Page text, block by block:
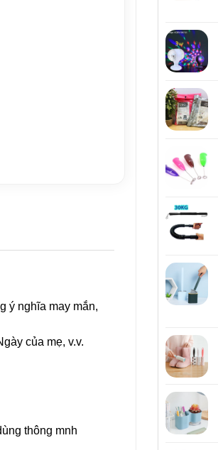
ý nghĩa may mắn,
của mẹ, v.v.
thông mnh